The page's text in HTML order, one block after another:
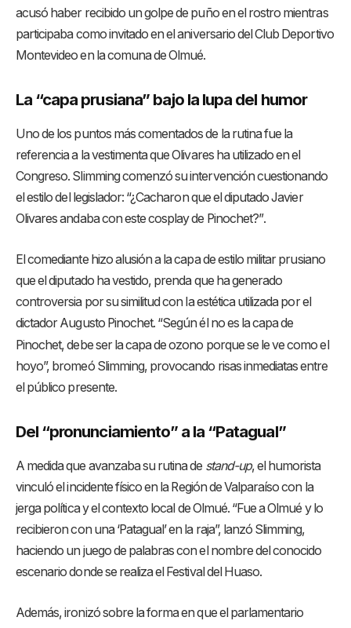
acusó haber recibido un golpe de puño en el rostro mientras
participaba como invitado en el aniversario del Club Deportivo
Montevideo en la comuna de Olmué.
La “capa prusiana” bajo la lupa del humor
Uno de los puntos más comentados de la rutina fue la
referencia a la vestimenta que Olivares ha utilizado en el
Congreso. Slimming comenzó su intervención cuestionando
el estilo del legislador: “¿Cacharon que el diputado Javier
Olivares andaba con este cosplay de Pinochet?”.
El comediante hizo alusión a la capa de estilo militar prusiano
que el diputado ha vestido, prenda que ha generado
controversia por su similitud con la estética utilizada por el
dictador Augusto Pinochet. “Según él no es la capa de
Pinochet, debe ser la capa de ozono porque se le ve como el
hoyo”, bromeó Slimming, provocando risas inmediatas entre
el público presente.
Del “pronunciamiento” a la “Patagual”
A medida que avanzaba su rutina de stand-up, el humorista
vinculó el incidente físico en la Región de Valparaíso con la
jerga política y el contexto local de Olmué. “Fue a Olmué y lo
recibieron con una ‘Patagual’ en la raja”, lanzó Slimming,
haciendo un juego de palabras con el nombre del conocido
escenario donde se realiza el Festival del Huaso.
Además, ironizó sobre la forma en que el parlamentario